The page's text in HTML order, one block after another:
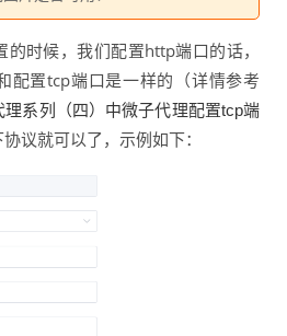
时候，我们配置http端口的话，
配置tcp端口是一样的（详情参考
系列（四）中微子代理配置tcp端
议就可以了，示例如下：